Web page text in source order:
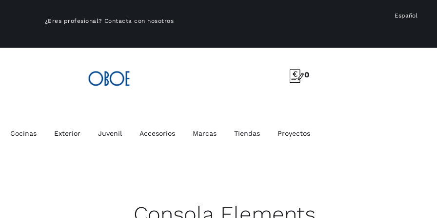
¿Eres profesional? Contacta con nosotros
Español
0
Cocinas Exterior Juvenil Accesorios Marcas Tiendas Proyectos